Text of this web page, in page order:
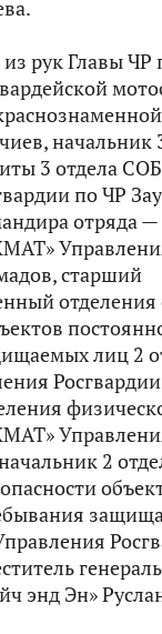
рук Главы ЧР
начальник
3 отдела
по ЧР
отряда
старший
отделения
лиц 2
2
энд Эн»